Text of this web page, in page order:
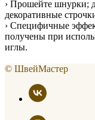
› Прошейте шнурки;
декоративные
› Специфичные
получены при
иглы.
© ШвейМастер